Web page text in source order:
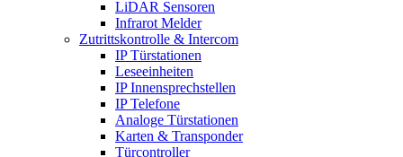
LiDAR Sensoren
Infrarot Melder
Zutrittskontrolle & Intercom
IP Türstationen
Leseeinheiten
IP Innensprechstellen
IP Telefone
Analoge Türstationen
Karten & Transponder
Türcontroller